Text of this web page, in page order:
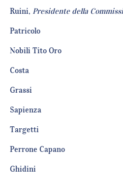
Ruini, Presidente della
Patricolo
Nobili Tito Oro
Costa
Grassi
Sapienza
Targetti
Perrone Capano
Ghidini